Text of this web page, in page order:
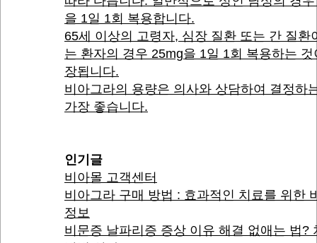
을 1일 1회 복용합니다.
65세 이상의 고령자, 심장 질환 또는 간 질환
는 환자의 경우 25mg을 1일 1회 복용하는 것
장됩니다.
비아그라의 용량은 의사와 상담하여 결정하
가장 좋습니다.
인기글
비아몰 고객센터
비아그라 구매 방법 : 효과적인 치료를 위한
정보
비문증 날파리증 증상 이유 해결 없애는 법?